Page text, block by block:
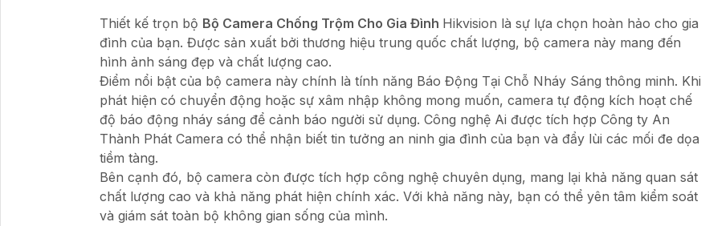
Thiết kế trọn bộ Bộ Camera Chống Trộm Cho Gia Đình Hikvision là sự lựa chọn hoàn hảo cho gia
đình của bạn. Được sản xuất bởi thương hiệu trung quốc chất lượng, bộ camera này mang đến
hình ảnh sáng đẹp và chất lượng cao.
Điểm nổi bật của bộ camera này chính là tính năng Báo Động Tại Chỗ Nháy Sáng thông minh. Khi
phát hiện có chuyển động hoặc sự xâm nhập không mong muốn, camera tự động kích hoạt chế
độ báo động nháy sáng để cảnh báo người sử dụng. Công nghệ Ai được tích hợp Công ty An
Thành Phát Camera có thể nhận biết tin tưởng an ninh gia đình của bạn và đẩy lùi các mối đe dọa
tiềm tàng.
Bên cạnh đó, bộ camera còn được tích hợp công nghệ chuyên dụng, mang lại khả năng quan sát
chất lượng cao và khả năng phát hiện chính xác. Với khả năng này, bạn có thể yên tâm kiểm soát
và giám sát toàn bộ không gian sống của mình.